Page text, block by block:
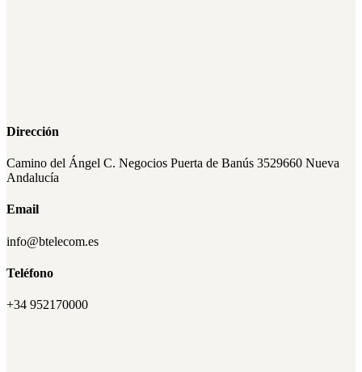
Dirección
Camino del Ángel C. Negocios Puerta de Banús 3529660 Nueva
Andalucía
Email
info@btelecom.es
Teléfono
+34 952170000